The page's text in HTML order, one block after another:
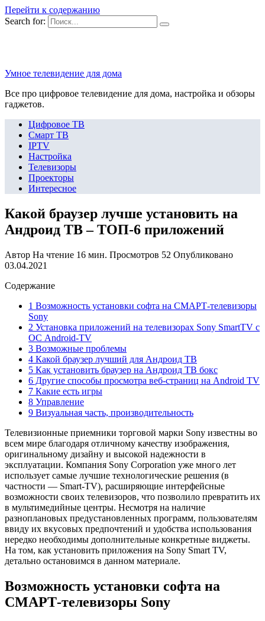
Перейти к содержанию
Search for:
Умное телевидение для дома
Все про цифровое телевидение для дома, настройка и обзоры
гаджетов.
Цифровое ТВ
Смарт ТВ
IPTV
Настройка
Телевизоры
Проекторы
Интересное
Какой браузер лучше установить на
Андроид ТВ – ТОП-6 приложений
Автор На чтение 16 мин. Просмотров 52 Опубликовано
03.04.2021
Содержание
1 Возможность установки софта на СМАРТ-телевизоры
Sony
2 Установка приложений на телевизорах Sony SmartTV с
ОС Android-TV
3 Возможные проблемы
4 Какой браузер лучший для Андроид ТВ
5 Как установить браузер на Андроид ТВ бокс
6 Другие способы просмотра веб-страниц на Android TV
7 Какие есть игры
8 Управление
9 Визуальная часть, производительность
Телевизионные приемники торговой марки Sony известны во
всем мире благодаря отличному качеству изображения,
оригинальному дизайну и высокой надежности в
эксплуатации. Компания Sony Corporation уже много лет
использует самые лучшие технологические решения (в
частности — Smart-TV), расширяющие интерфейсные
возможности своих телевизоров, что позволило превратить их
в мультимедийные центры. Несмотря на наличие
разноплановых предустановленных программ, пользователям
ввиду их вкусовых предпочтений и удобства использования
нередко необходимы дополнительные конкретные виджеты.
На том, как установить приложения на Sony Smart TV,
детально остановимся в данном материале.
Возможность установки софта на
СМАРТ-телевизоры Sony